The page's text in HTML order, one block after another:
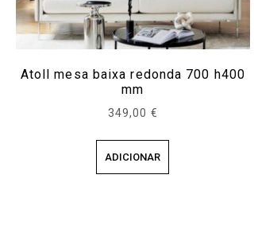
Atoll mesa baixa redonda 700 h400
mm
349,00 €
ADICIONAR